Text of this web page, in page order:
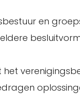
en
het